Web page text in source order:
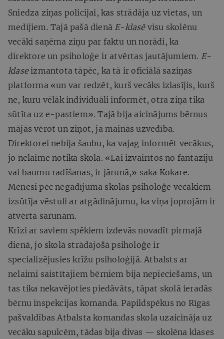
Sniedza ziņas policijai, kas strādāja uz vietas, un
medijiem. Tajā pašā dienā E-klasēvisu skolēnu
vecāki saņēma ziņu par faktu un norādi, ka
direktore un psiholoģe ir atvērtas jautājumiem. E-
klaseizmantota tāpēc, ka tā ir oficiālā saziņas
platforma «un var redzēt, kurš vecāks izlasījis, kurš
ne, kuru vēlāk individuāli informēt, otra ziņa tika
sūtīta uz e-pastiem». Tajā bija aicinājums bērnus
mājās vērot un ziņot, ja mainās uzvedība.
Direktorei nebija šaubu, ka vajag informēt vecākus,
jo nelaime notika skolā. «Lai izvairītos no fantāziju
vai baumu radīšanas, ir jārunā,» saka Kokare.
Mēnesi pēc negadījuma skolas psiholoģe vecākiem
izsūtīja vēstuli ar atgādinājumu, ka viņa joprojām ir
atvērta sarunām.
Krīzi ar saviem spēkiem izdevās novadīt pirmajā
dienā, jo skolā strādājošā psiholoģe ir
specializējusies krīžu psiholoģijā. Atbalsts ar
nelaimi saistītajiem bērniem bija nepieciešams, un
tas tika nekavējoties piedāvāts, tāpat skolā ieradās
bērnu inspekcijas komanda. Papildspēkus no Rīgas
pašvaldības Atbalsta komandas skola uzaicināja uz
vecāku sapulcēm, tādas bija divas — skolēna klases